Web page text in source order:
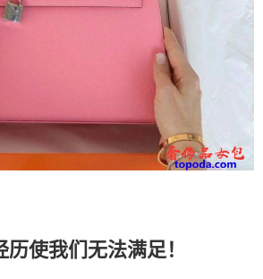
使我们无法满足！